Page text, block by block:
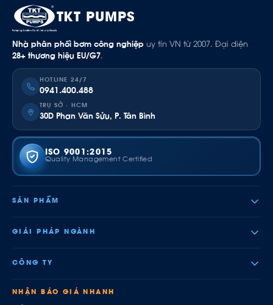
TKT PUMPS
Nhà phân phối bơm công nghiệp uy tín VN từ 2007. Đại diện
28+ thương hiệu EU/G7.
HOTLINE 24/7
0941.400.488
TRỤ SỞ · HCM
30D Phan Văn Sửu, P. Tân Bình
ISO 9001:2015
Quality Management Certified
SẢN PHẨM
GIẢI PHÁP NGÀNH
CÔNG TY
NHẬN BÁO GIÁ NHANH